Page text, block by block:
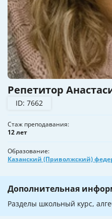
Репетитор
ID: 7662
Стаж преподавания
12 лет
Образование
Казанский (Приволжский)
Дополнительная
Разделы школьный курс,